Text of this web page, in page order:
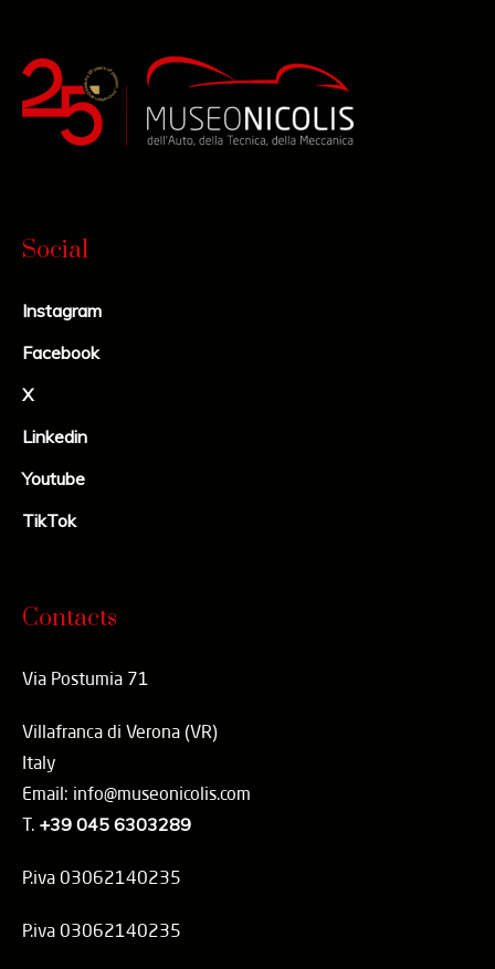
Social
Instagram
Facebook
X
Linkedin
Youtube
TikTok
Contacts
Via Postumia 71
Villafranca di Verona (VR)
Italy
Email: info@museonicolis.com
T. +39 045 6303289
P.iva 03062140235
P.iva 03062140235